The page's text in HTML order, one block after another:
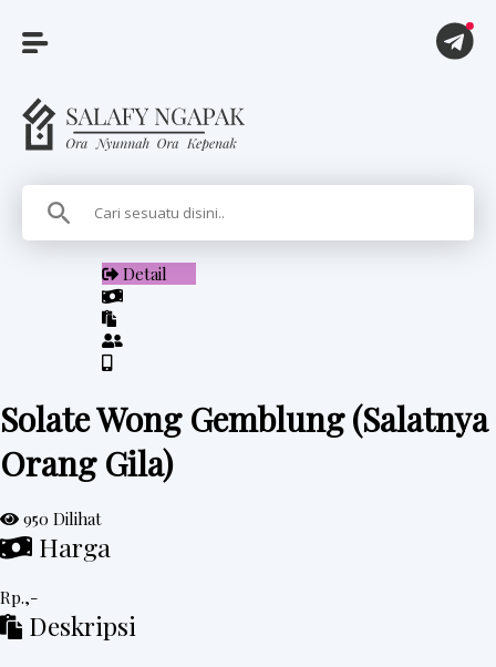
P
i
e
d
h
Detail
Solate Wong Gemblung (Salatnya
Orang Gila)
950 Dilihat
Harga
Rp.,-
Deskripsi